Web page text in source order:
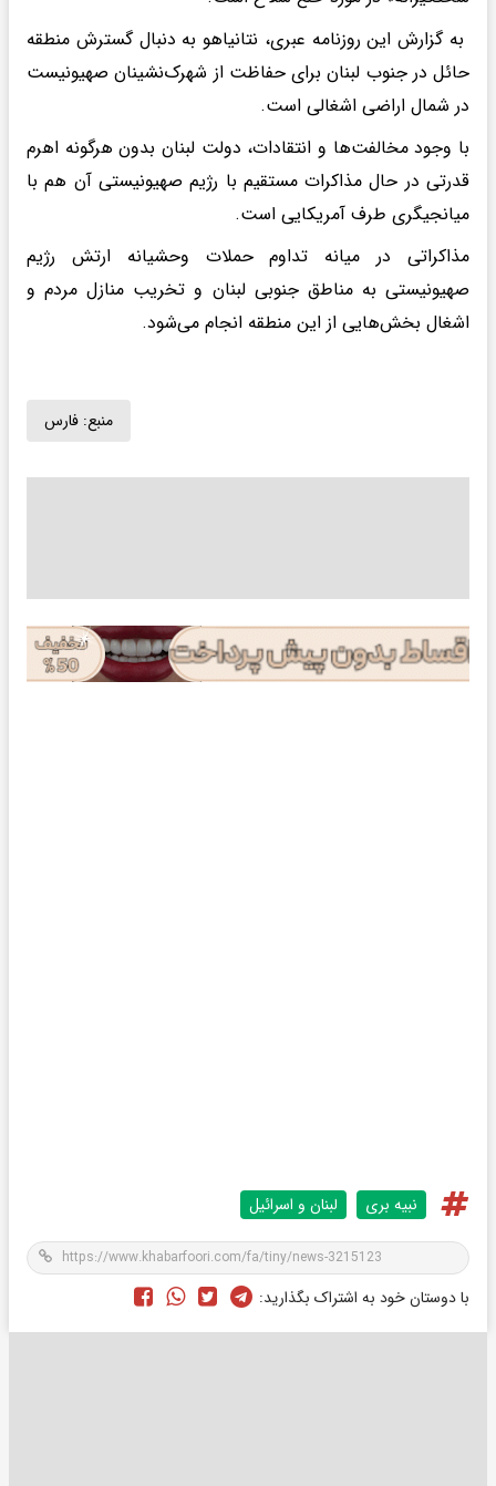
به گزارش این روزنامه عبری، نتانیاهو به دنبال گسترش منطقه
حائل در جنوب لبنان برای حفاظت از شهرک‌نشینان صهیونیست
در شمال اراضی اشغالی است.
با وجود مخالفت‌ها و انتقادات، دولت لبنان بدون هرگونه اهرم
قدرتی در حال مذاکرات مستقیم با رژیم صهیونیستی آن هم با
میانجیگری طرف آمریکایی است.
مذاکراتی در میانه تداوم حملات وحشیانه ارتش رژیم
صهیونیستی به مناطق جنوبی لبنان و تخریب منازل مردم و
اشغال بخش‌هایی از این منطقه انجام می‌شود.
منبع: فارس
نبیه بری لبنان و اسرائیل
با دوستان خود به اشتراک بگذارید: